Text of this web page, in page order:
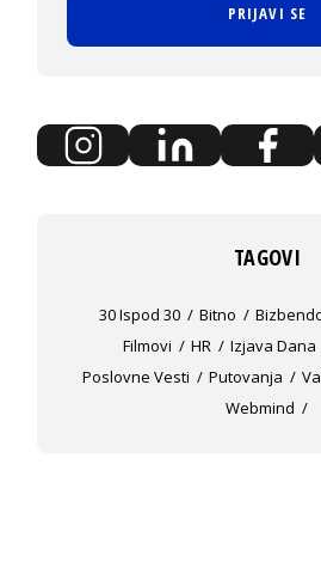
PRIJAVI SE
TAGOVI
30 Ispod 30 Bitno
Filmovi
HR Izjava Dana
Poslovne Vesti
Putovanja
Webmind